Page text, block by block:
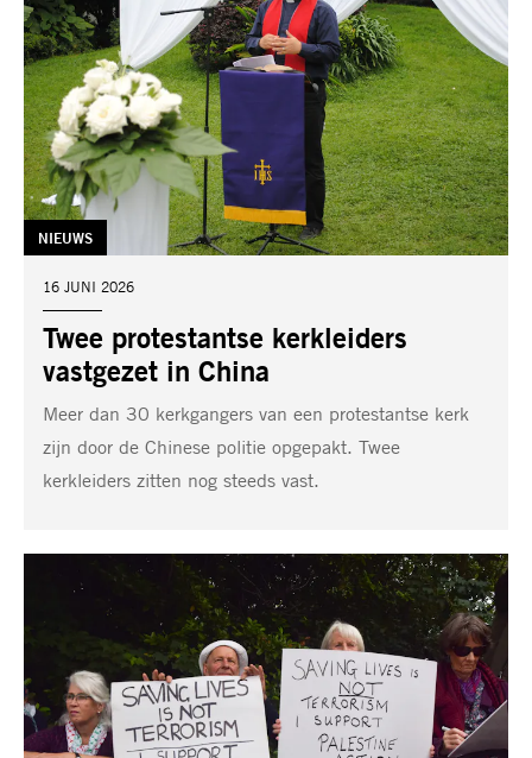
Twee protestantse kerkleiders
vastgezet in China
TAG:
NIEUWS
DATUM:
16 JUNI 2026
Meer dan 30 kerkgangers van een protestantse kerk
zijn door de Chinese politie opgepakt. Twee
kerkleiders zitten nog steeds vast.